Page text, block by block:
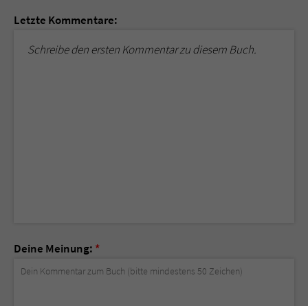
Letzte Kommentare:
Schreibe den ersten Kommentar zu diesem Buch.
Deine Meinung: *